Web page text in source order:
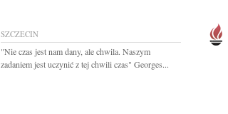
SZCZECIN
"Nie czas jest nam dany, ale chwila. Naszym
zadaniem jest uczynić z tej chwili czas" Georges...